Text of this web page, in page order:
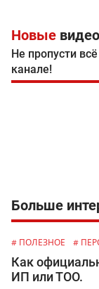
Новые
Не пропусти
канале!
Больше
# ПОЛЕЗНОЕ #
Как
ИП или ТОО.